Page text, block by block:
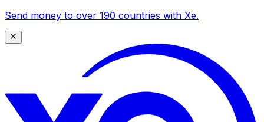
Send money to over 190 countries with Xe.